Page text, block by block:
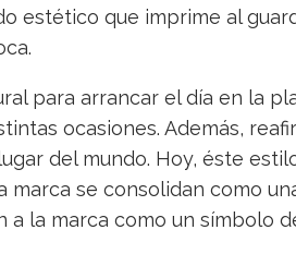
estético que imprime al
para arrancar el día en la
ocasiones. Además,
del mundo. Hoy, éste
marca se consolidan como
a la marca como un símbolo